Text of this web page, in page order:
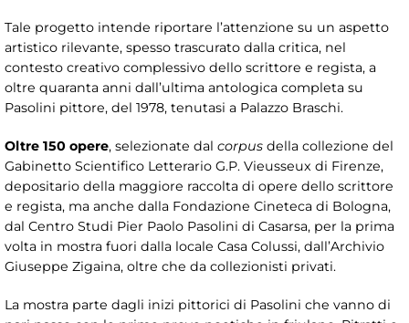
Tale progetto intende riportare l’attenzione su un aspetto
artistico rilevante, spesso trascurato dalla critica, nel
contesto creativo complessivo dello scrittore e regista, a
oltre quaranta anni dall’ultima antologica completa su
Pasolini pittore, del 1978, tenutasi a Palazzo Braschi.
Oltre 150 opere, selezionate dal corpus della collezione del
Gabinetto Scientifico Letterario G.P. Vieusseux di Firenze,
depositario della maggiore raccolta di opere dello scrittore
e regista, ma anche dalla Fondazione Cineteca di Bologna,
dal Centro Studi Pier Paolo Pasolini di Casarsa, per la prima
volta in mostra fuori dalla locale Casa Colussi, dall’Archivio
Giuseppe Zigaina, oltre che da collezionisti privati.
La mostra parte dagli inizi pittorici di Pasolini che vanno di